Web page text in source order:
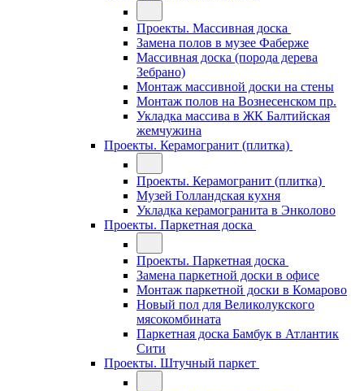
Проекты. Массивная доска
Замена полов в музее Фаберже
Массивная доска (порода дерева
Зебрано)
Монтаж массивной доски на стены
Монтаж полов на Вознесенском пр.
Укладка массива в ЖК Балтийская
жемчужина
Проекты. Керамогранит (плитка)
Проекты. Керамогранит (плитка)
Музей Голландская кухня
Укладка керамогранита в Энколово
Проекты. Паркетная доска
Проекты. Паркетная доска
Замена паркетной доски в офисе
Монтаж паркетной доски в Комарово
Новый пол для Великолукского
мясокомбината
Паркетная доска Бамбук в Атлантик
Сити
Проекты. Штучный паркет